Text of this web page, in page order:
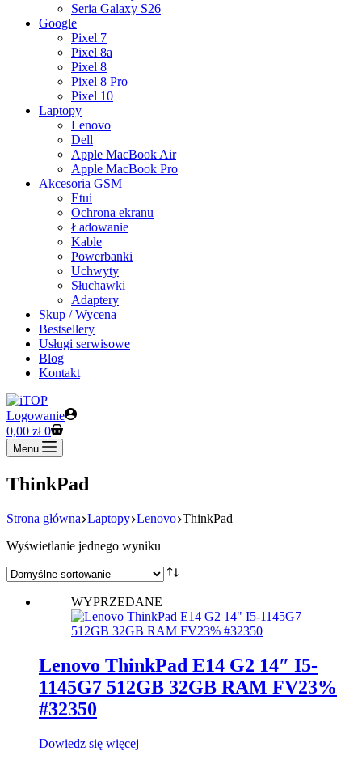
Seria Galaxy S26
Google
Pixel 7
Pixel 8a
Pixel 8
Pixel 8 Pro
Pixel 10
Laptopy
Lenovo
Dell
Apple MacBook Air
Apple MacBook Pro
Akcesoria GSM
Etui
Ochrona ekranu
Ładowanie
Kable
Powerbanki
Uchwyty
Słuchawki
Adaptery
Skup / Wycena
Bestsellery
Usługi serwisowe
Blog
Kontakt
Logowanie
Koszyk
0,00 zł 0
Menu
ThinkPad
Strona główna Laptopy Lenovo ThinkPad
Wyświetlanie jednego wyniku
WYPRZEDANE
Lenovo ThinkPad E14 G2 14″ I5-
1145G7 512GB 32GB RAM FV23%
#32350
Dowiedz się więcej